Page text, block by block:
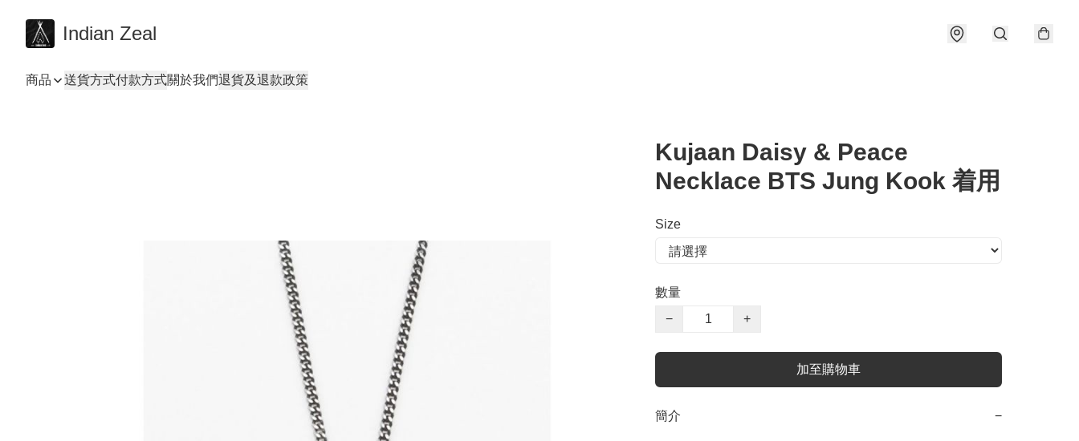
Indian Zeal
商品 送貨方式付款方式關於我們退貨及退款政策
Kujaan Daisy & Peace
Necklace BTS Jung Kook 着用
Size
數量
−
+
加至購物車
簡介 −